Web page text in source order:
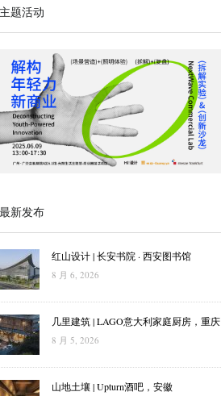
题活动
新发布
红山设计 | 长安书院 · 西安图书馆
8 月 6, 2026
几里建筑 | LAGO意大利家庭厨房，重庆
8 月 5, 2026
山地土壤 | Upturn酒吧，安徽